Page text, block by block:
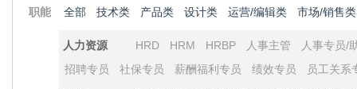
职能 全部 技术类 产品类 设计类 运营/编辑类 市场/销售类
人力资源 HRD HRM HRBP 人事主管
人事专员/
招聘专员
社保专员 薪酬福利专员 绩效专员 员工关系